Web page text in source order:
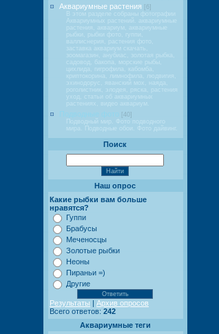
Аквариумные растения
[6]
В этом разделе собраны фотографии
Аквариумных растений. аквариумные
растения, аквариум, аквариумные
рыбки, рыбки фото, гуппи,
валлиснерия, растения фото,
заставка аквариум скачать,
зоомагазин, анубиас, золотая рыбка,
садовод, бакопа, морские рыбы,
цихлида, гигрофила, кабомба,
криптокорина, лимнофила, людвигия,
эхинодорус, яванский мох, наяда,
роголистник, элодея, ряска, растения
уход, статьи об аквариумных
растениях, видео аквариум.
[40]
Подводный мир. Фото подводного
мира. Подводные обои. Фото дайвинг.
Поиск
Наш опрос
Какие рыбки вам больше
нравятся?
Гуппи
Брабусы
Меченосцы
Золотые рыбки
Неоны
Пираньи =)
Другие
Результаты | Архив опросов
Всего ответов: 242
Аквариумные теги